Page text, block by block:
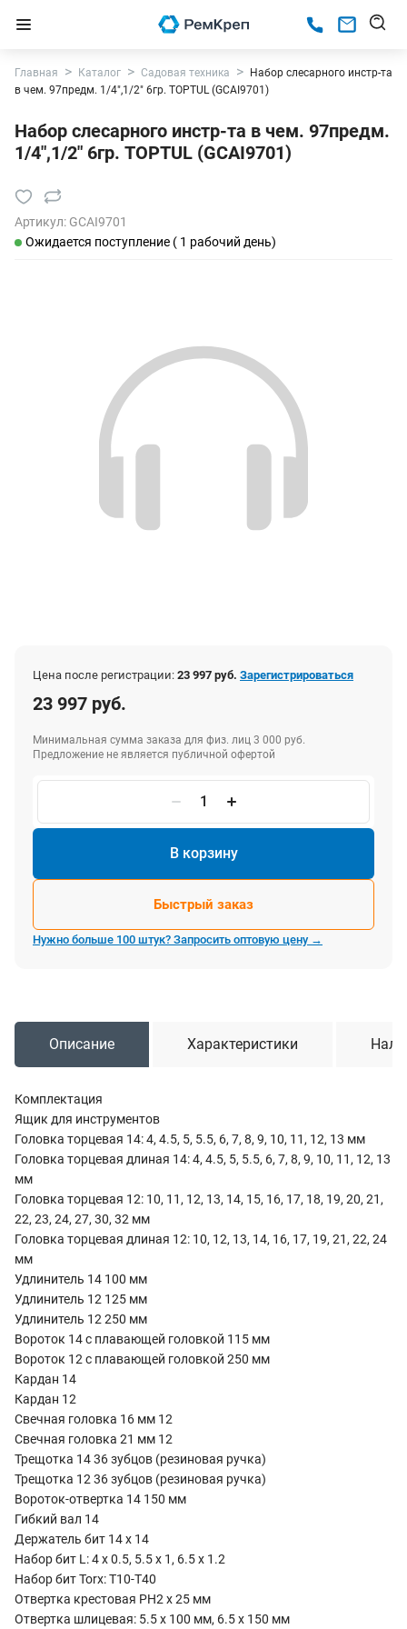
Главная Каталог Садовая техника
Набор слесарного инстр-та
в чем. 97предм. 1/4",1/2" 6гр. TOPTUL (GCAI9701)
Набор слесарного инстр-та в чем. 97предм.
1/4",1/2" 6гр. TOPTUL (GCAI9701)
Артикул: GCAI9701
Ожидается поступление ( 1 рабочий день)
Цена после регистрации: 23 997 руб. Зарегистрироваться
23 997 руб.
Минимальная сумма заказа для физ. лиц 3 000 руб.
Предложение не является публичной офертой
В корзину
Быстрый заказ
Нужно больше 100 штук? Запросить оптовую цену →
Описание Характеристики
Комплектация
Ящик для инструментов
Головка торцевая 14: 4, 4.5, 5, 5.5, 6, 7, 8, 9, 10, 11, 12, 13 мм
Головка торцевая длиная 14: 4, 4.5, 5, 5.5, 6, 7, 8, 9, 10, 11, 12, 13
мм
Головка торцевая 12: 10, 11, 12, 13, 14, 15, 16, 17, 18, 19, 20, 21,
22, 23, 24, 27, 30, 32 мм
Головка торцевая длиная 12: 10, 12, 13, 14, 16, 17, 19, 21, 22, 24
мм
Удлинитель 14 100 мм
Удлинитель 12 125 мм
Удлинитель 12 250 мм
Вороток 14 с плавающей головкой 115 мм
Вороток 12 с плавающей головкой 250 мм
Кардан 14
Кардан 12
Свечная головка 16 мм 12
Свечная головка 21 мм 12
Трещотка 14 36 зубцов (резиновая ручка)
Трещотка 12 36 зубцов (резиновая ручка)
Вороток-отвертка 14 150 мм
Гибкий вал 14
Держатель бит 14 х 14
Набор бит L: 4 x 0.5, 5.5 x 1, 6.5 x 1.2
Набор бит Torx: T10-T40
Отвертка крестовая PH2 x 25 мм
Отвертка шлицевая: 5.5 x 100 мм, 6.5 x 150 мм